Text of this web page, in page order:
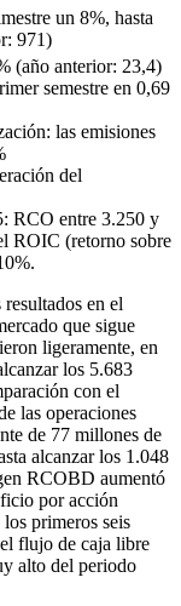
un 8%, hasta
971)
(año anterior: 23,4)
semestre en 0,69
las emisiones
del
RCO entre 3.250 y
ROIC (retorno sobre
en el
que sigue
ligeramente, en
los 5.683
con el
las operaciones
de 77 millones de
alcanzar los 1.048
RCOBD aumentó
por acción
primeros seis
flujo de caja libre
alto del periodo